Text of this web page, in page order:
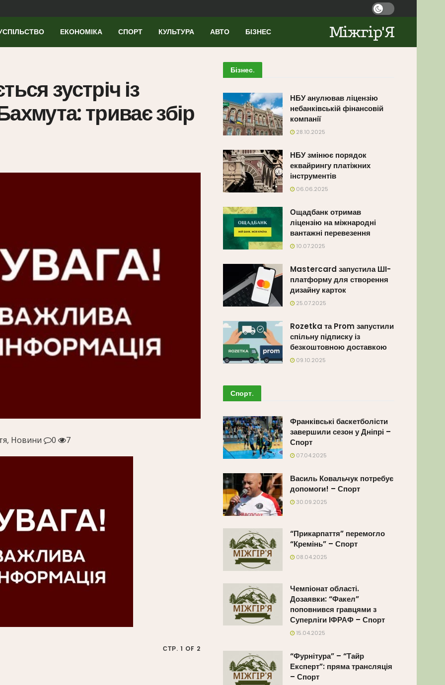
ЕКОНОМІКА СПОРТ КУЛЬТУРА АВТО БІЗНЕС Міжгір'Я
зустріч із
триває збір
Новини 0 7
СТР. 1 OF 2
Бізнес.
НБУ анулював ліцензію
небанківській фінансовій
компанії
28.10.2025
НБУ змінює порядок
еквайрингу платіжних
інструментів
06.06.2025
Ощадбанк отримав
ліцензію на міжнародні
вантажні перевезення
10.07.2025
Mastercard запустила ШІ-
платформу для створення
дизайну карток
25.07.2025
Rozetka та Prom запустили
спільну підписку із
безкоштовною доставкою
09.10.2025
Спорт.
Франківські баскетболісти
завершили сезон у Дніпрі –
Спорт
07.04.2025
Василь Ковальчук потребує
допомоги! – Спорт
30.09.2025
“Прикарпаття” перемогло
“Кремінь” – Спорт
08.04.2025
Чемпіонат області.
Дозаявки: “Факел”
поповнився гравцями з
Суперліги ІФРАФ – Спорт
15.04.2025
“Фурнітура” – “Тайр
Експерт”: пряма трансляція
– Спорт